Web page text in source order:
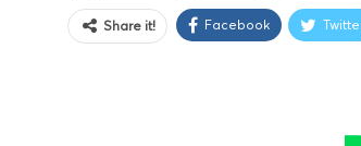
Share it! Facebook